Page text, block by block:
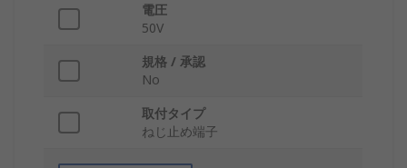
電圧
50V
規格 / 承認
No
取付タイプ
ねじ止め端子